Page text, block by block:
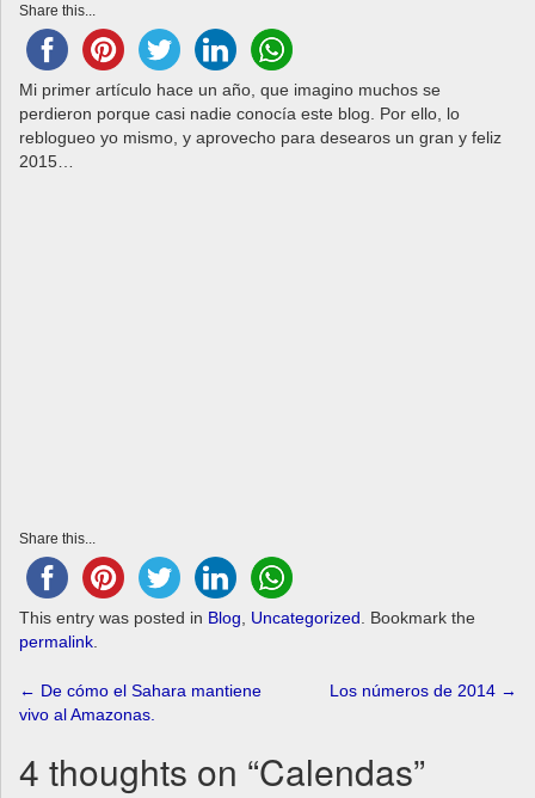
t
Share this...
Mi primer artículo hace un año, que imagino muchos se
perdieron porque casi nadie conocía este blog. Por ello, lo
reblogueo yo mismo, y aprovecho para desearos un gran y feliz
2015…
Share this...
This entry was posted in Blog Uncategorized . Bookmark the
permalink
Post
navigation
← De cómo el Sahara mantiene
vivo al Amazonas.
Los números de 2014 →
4 thoughts on “Calendas”